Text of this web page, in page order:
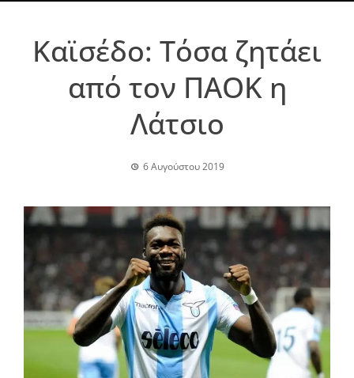
Καϊσέδο: Τόσα ζητάει
από τον ΠΑΟΚ η
Λάτσιο
6 Αυγούστου 2019